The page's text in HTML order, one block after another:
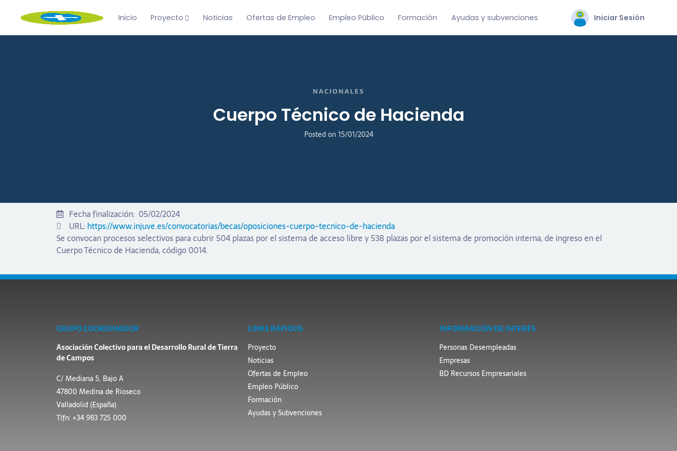
Inicio Proyecto Noticias Ofertas de Empleo Empleo Público Formación Ayudas y subvenciones Iniciar Sesión
NACIONALES
Cuerpo Técnico de Hacienda
Posted on15/01/2024
Fecha finalización: 05/02/2024
URL:https://www.injuve.es/convocatorias/becas/oposiciones-cuerpo-tecnico-de-hacienda
Se convocan procesos selectivos para cubrir 504 plazas por el sistema de acceso libre y 538 plazas por el sistema de promoción interna, de ingreso en el
Cuerpo Técnico de Hacienda, código 0014.
GRUPO COORDINADOR
Asociación Colectivo para el Desarrollo Rural de Tierra
de Campos
C/ Mediana 5, Bajo A
47800 Medina de Rioseco
Valladolid (España)
Tlfn: +34 983 725 000
LINKS RÁPIDOS
Proyecto
Noticias
Ofertas de Empleo
Empleo Público
Formación
Ayudas y Subvenciones
INFORMACIÓN DE INTERÉS
Personas Desempleadas
Empresas
BD Recursos Empresariales